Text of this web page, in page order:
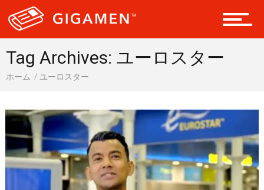
会員になる
ギア
Tag Archives: ユーロスター
ホーム ユーロスター